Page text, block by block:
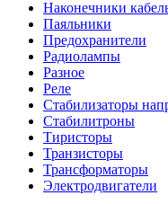
Наконечники
Паяльники
Предохранители
Радиолампы
Разное
Реле
Стабилизаторы
Стабилитроны
Тиристоры
Транзисторы
Трансформаторы
Электродвигатели